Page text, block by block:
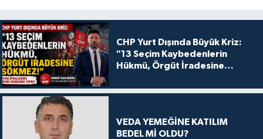
CHP Yurt Dışında Büyük Kriz:
"13 Seçim Kaybedenlerin
Hükmü, Örgüt İradesine
VEDA YEMEĞİNE KATILIM
BEDEL Mİ OLDU?